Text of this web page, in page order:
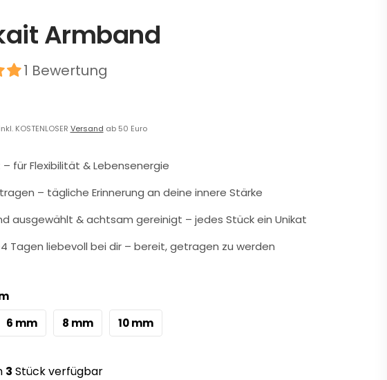
Armband
1 Bewertung
KOSTENLOSER Versand ab 50 Euro
für Flexibilität & Lebensenergie
– tägliche Erinnerung an deine innere Stärke
ausgewählt & achtsam gereinigt – jedes Stück ein Unikat
Tagen liebevoll bei dir – bereit, getragen zu werden
6 mm 8 mm 10 mm
3 Stück verfügbar